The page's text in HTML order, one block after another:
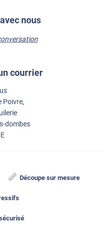
nous
courrier
Poivre,
dombes
Découpe sur mesure